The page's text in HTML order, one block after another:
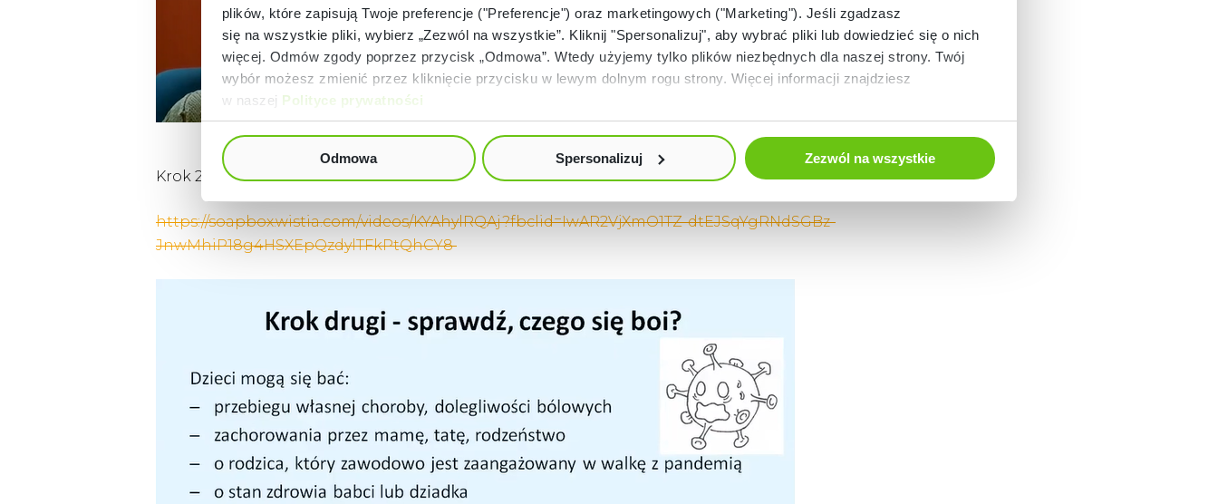
plików, które zapisują Twoje preferencje ("Preferencje") oraz marketingowych ("Marketing"). Jeśli zgadzasz
się na wszystkie pliki, wybierz „Zezwól na wszystkie”. Kliknij "Spersonalizuj", aby wybrać pliki lub dowiedzieć się o nich
więcej. Odmów zgody poprzez przycisk „Odmowa”. Wtedy użyjemy tylko plików niezbędnych dla naszej strony. Twój
wybór możesz zmienić przez kliknięcie przycisku w lewym dolnym rogu strony. Więcej informacji znajdziesz
w naszej Polityce prywatności
Odmowa Spersonalizuj Zezwól na wszystkie
Krok 2 i 3:
https://soapbox.wistia.com/videos/KYAhylRQAj?fbclid=IwAR2VjXmO1TZ-dtEJSqYgRNdSGBz-
JnwMhiP18g4HSXEpQzdylTFkPtQhCY8